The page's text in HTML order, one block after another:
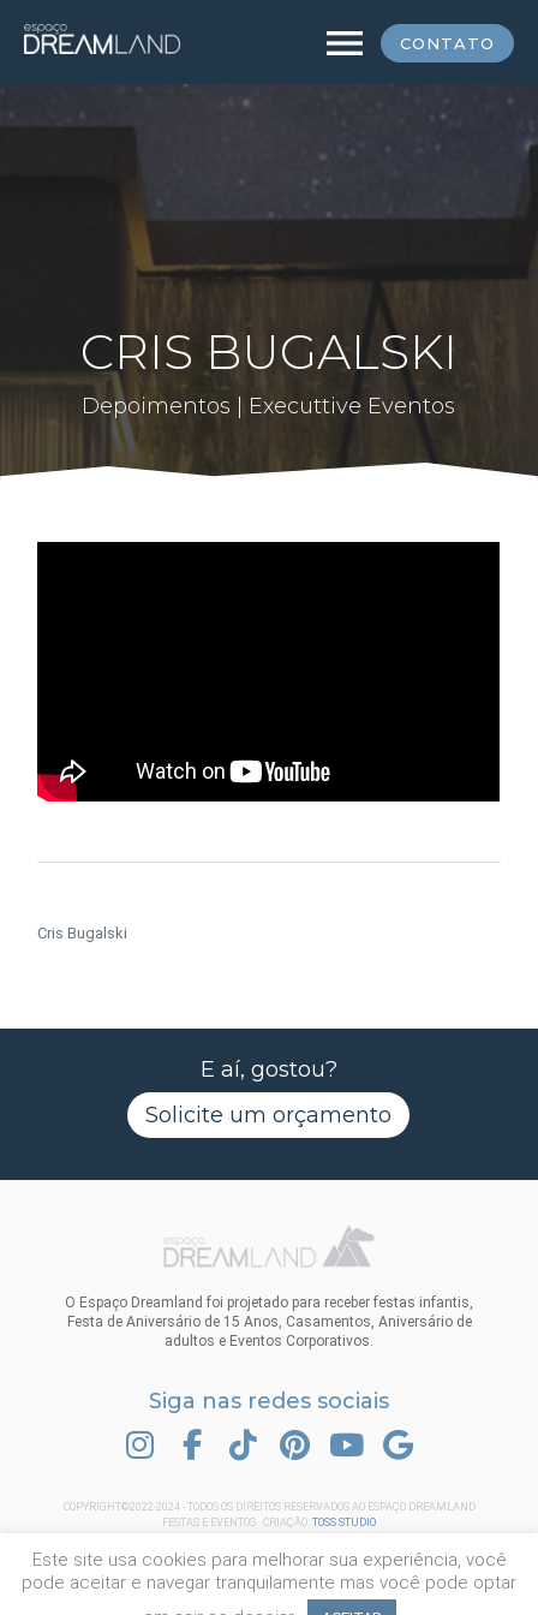
CONTATO
menu
CRIS BUGALSKI
Depoimentos | Executtive Eventos
Cris Bugalski
E aí, gostou?
Solicite um orçamento
O Espaço Dreamland foi projetado para receber festas infantis,
Festa de Aniversário de 15 Anos, Casamentos, Aniversário de
adultos e Eventos Corporativos.
Siga nas redes sociais
INSTAGRAMFACEBOOKTIK TOK PINTERESTYOUTUBE
COPYRIGHT©2022-2024 - TODOS OS DIREITOS RESERVADOS AO ESPAÇO DREAMLAND
FESTAS E EVENTOS . CRIAÇÃO:TOSS STUDIO
Este site usa cookies para melhorar sua experiência, você
pode aceitar e navegar tranquilamente mas você pode optar